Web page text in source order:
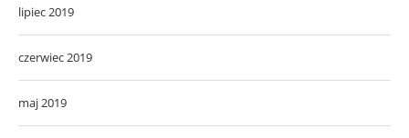
lipiec 2019
czerwiec 2019
maj 2019